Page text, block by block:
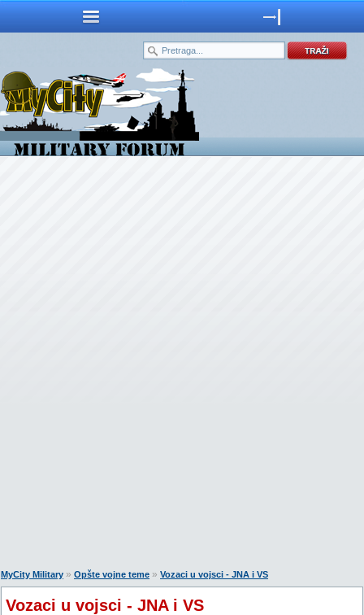
MyCity Military » Opšte vojne teme » Vozaci u vojsci - JNA i VS
Vozaci u vojsci - JNA i VS